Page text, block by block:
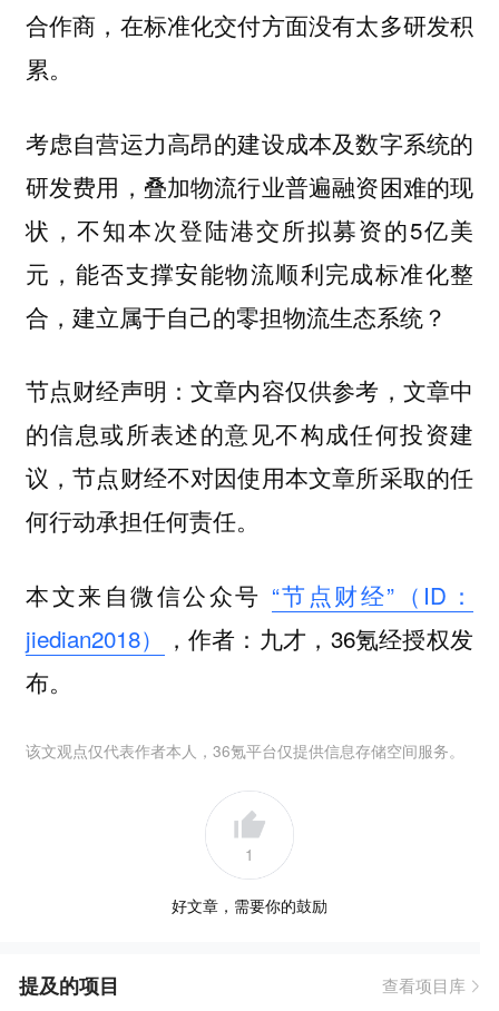
合作商，在标准化交付方面没有太多研发积
累。
考虑自营运力高昂的建设成本及数字系统的
研发费用，叠加物流行业普遍融资困难的现
状，不知本次登陆港交所拟募资的5亿美
元，能否支撑安能物流顺利完成标准化整
合，建立属于自己的零担物流生态系统？
节点财经声明：文章内容仅供参考，文章中
的信息或所表述的意见不构成任何投资建
议，节点财经不对因使用本文章所采取的任
何行动承担任何责任。
本文来自微信公众号 “节点财经”（ID：
jiedian2018）
，作者：九才，36氪经授权发
布。
该文观点仅代表作者本人，36氪平台仅提供信息存储空间服务。
1
好文章，需要你的鼓励
提及的项目 查看项目库